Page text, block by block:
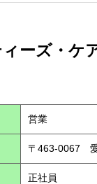
ーズ・ケ
営業
〒463-0067
正社員